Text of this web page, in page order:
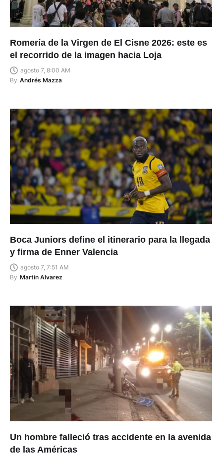
Romería de la Virgen de El Cisne 2026: este es
el recorrido de la imagen hacia Loja
agosto 7, 8:00 AM
By Andrés Mazza
Boca Juniors define el itinerario para la llegada
y firma de Enner Valencia
agosto 7, 7:51 AM
By Martin Alvarez
Un hombre falleció tras accidente en la avenida
de las Américas